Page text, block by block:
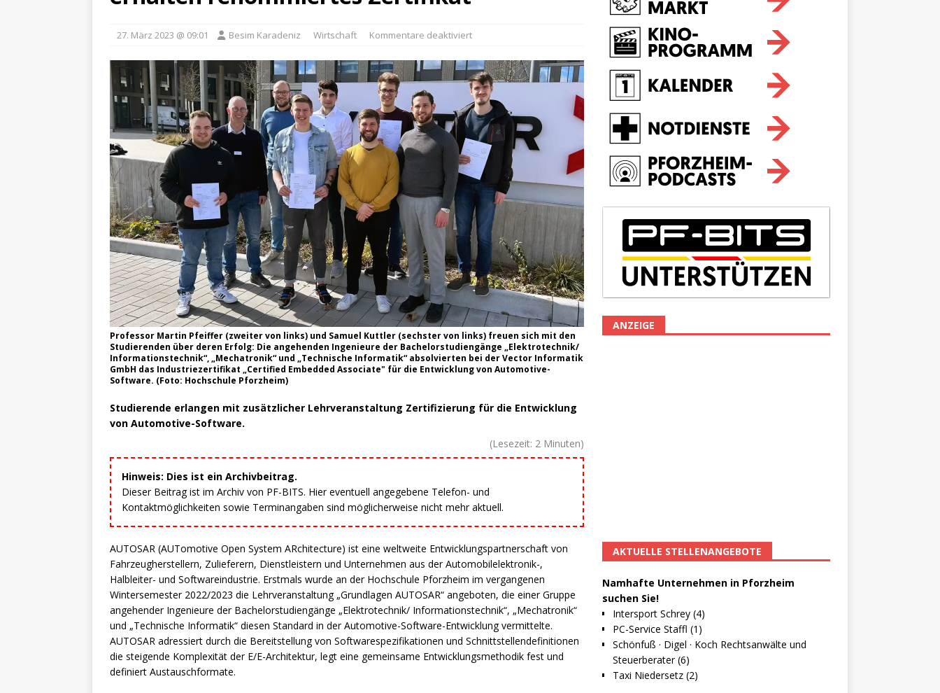
27. März 2023 @ 09:01 Besim Karadeniz Wirtschaft Kommentare deaktiviert
Professor Martin Pfeiffer (zweiter von links) und Samuel Kuttler (sechster von links) freuen sich mit den
Studierenden über deren Erfolg: Die angehenden Ingenieure der Bachelorstudiengänge „Elektrotechnik/
Informationstechnik“, „Mechatronik“ und „Technische Informatik“ absolvierten bei der Vector Informatik
GmbH das Industriezertifikat „Certified Embedded Associate" für die Entwicklung von Automotive-
Software. (Foto: Hochschule Pforzheim)
Studierende erlangen mit zusätzlicher Lehrveranstaltung Zertifizierung für die Entwicklung
von Automotive-Software.
(Lesezeit: 2 Minuten)
Hinweis: Dies ist ein Archivbeitrag.
Dieser Beitrag ist im Archiv von PF-BITS. Hier eventuell angegebene Telefon- und
Kontaktmöglichkeiten sowie Terminangaben sind möglicherweise nicht mehr aktuell.
AUTOSAR (AUTomotive Open System ARchitecture) ist eine weltweite Entwicklungspartnerschaft von
Fahrzeugherstellern, Zulieferern, Dienstleistern und Unternehmen aus der Automobilelektronik-,
Halbleiter- und Softwareindustrie. Erstmals wurde an der Hochschule Pforzheim im vergangenen
Wintersemester 2022/2023 die Lehrveranstaltung „Grundlagen AUTOSAR“ angeboten, die einer Gruppe
angehender Ingenieure der Bachelorstudiengänge „Elektrotechnik/ Informationstechnik“, „Mechatronik“
und „Technische Informatik“ diesen Standard in der Automotive-Software-Entwicklung vermittelte.
AUTOSAR adressiert durch die Bereitstellung von Softwarespezifikationen und Schnittstellendefinitionen
die steigende Komplexität der E/E-Architektur, legt eine gemeinsame Entwicklungsmethodik fest und
definiert Austauschformate.
ANZEIGE
AKTUELLE STELLENANGEBOTE
Namhafte Unternehmen in Pforzheim
suchen Sie!
Intersport Schrey (4)
PC-Service Staffl (1)
Schönfuß · Digel · Koch Rechtsanwälte und
Steuerberater (6)
Taxi Niedersetz (2)